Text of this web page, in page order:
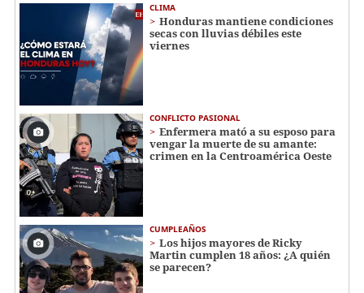
CLIMA
Honduras mantiene condiciones
secas con lluvias débiles este
viernes
CONFLICTO PASIONAL
Enfermera mató a su esposo para
vengar la muerte de su amante:
crimen en la Centroamérica Oeste
CUMPLEAÑOS
Los hijos mayores de Ricky
Martin cumplen 18 años: ¿A quién
se parecen?